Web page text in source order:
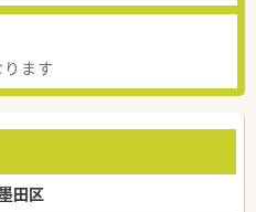
ます
田区